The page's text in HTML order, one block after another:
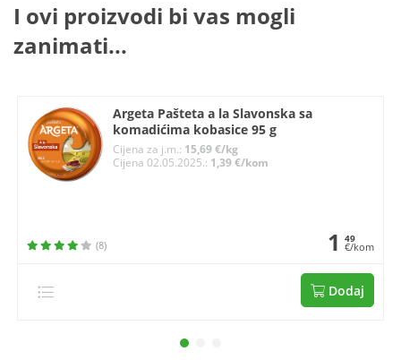
I ovi proizvodi bi vas mogli
zanimati...
Argeta Pašteta a la Slavonska sa
komadićima kobasice 95 g
Cijena za j.m.: 15,69 €/kg
Cijena 02.05.2025.: 1,39 €/kom
(8) 1 49
€/kom
Dodaj